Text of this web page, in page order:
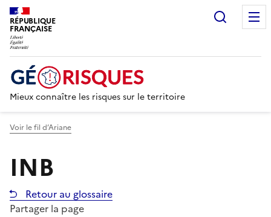
RÉPUBLIQUE
FRANÇAISE
Mieux connaître les risques sur le territoire
Voir le fil d’Ariane
INB
Retour au glossaire
Partager la page